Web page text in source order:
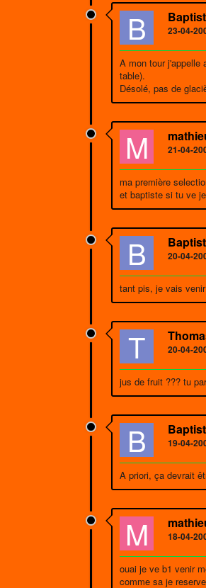
B 23-04-
A mon tour j'appelle
table).
Désolé, pas de
M 21-04-
ma première
et baptiste si tu ve
B 20-04-
tant pis, je vais
T 20-04-
jus de fruit ??? tu
B 19-04-
A priori, ça devrait
M 18-04-
ouai je ve b1 venir
comme sa je